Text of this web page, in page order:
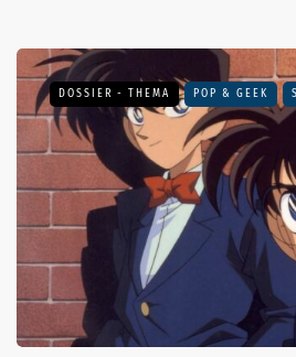
DOSSIER - THEMA POP & GEEK